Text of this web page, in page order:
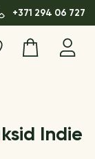
+371 294 06 727
Indie